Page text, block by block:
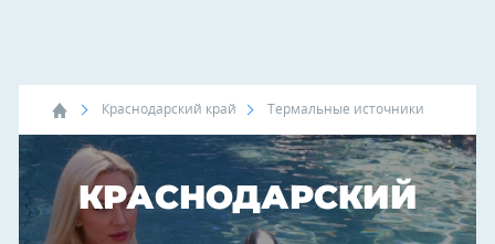
Краснодарский край Термальные источники
КРАСНОДАРСКИЙ